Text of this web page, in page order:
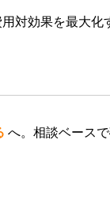
対効果を最大化
へ。相談ベース